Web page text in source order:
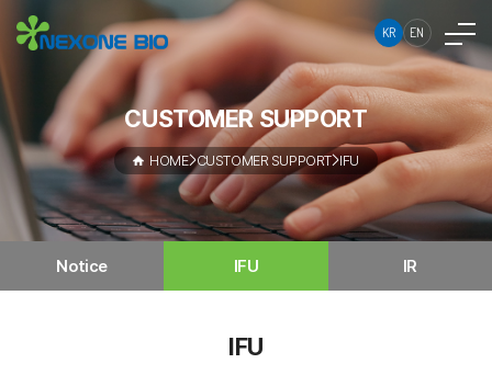
KR EN
CUSTOMER SUPPORT
HOME CUSTOMER SUPPORT IFU
Notice IFU IR
IFU